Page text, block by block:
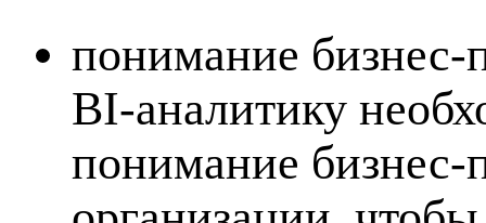
понимание бизнес-
BI-аналитику
понимание бизнес-